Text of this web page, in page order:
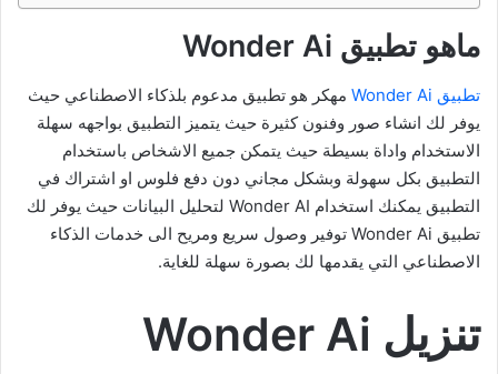
ماهو تطبيق Wonder Ai
تطبيق Wonder Ai
مهكر هو تطبيق مدعوم بلذكاء الاصطناعي حيث
يوفر لك انشاء صور وفنون كثيرة حيث يتميز التطبيق بواجهه سهلة
الاستخدام واداة بسيطة حيث يتمكن جميع الاشخاص باستخدام
التطبيق بكل سهولة وبشكل مجاني دون دفع فلوس او اشتراك في
التطبيق يمكنك استخدام Wonder AI لتحليل البيانات حيث يوفر لك
تطبيق Wonder Ai توفير وصول سريع ومريح الى خدمات الذكاء
الاصطناعي التي يقدمها لك بصورة سهلة للغاية.
تنزيل Wonder Ai